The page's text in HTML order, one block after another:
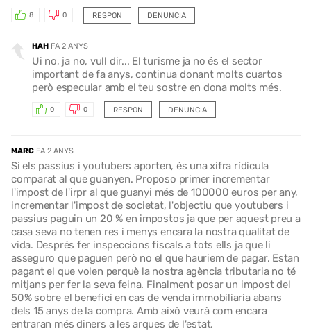
RESPON
8 0 DENUNCIA
HAH FA 2 ANYS
Ui no, ja no, vull dir... El turisme ja no és el sector
important de fa anys, continua donant molts cuartos
però especular amb el teu sostre en dona molts més.
RESPON
0 0 DENUNCIA
MARC FA 2 ANYS
Si els passius i youtubers aporten, és una xifra rídicula
comparat al que guanyen. Proposo primer incrementar
l'impost de l'irpr al que guanyi més de 100000 euros per any,
incrementar l'impost de societat, l'objectiu que youtubers i
passius paguin un 20 % en impostos ja que per aquest preu a
casa seva no tenen res i menys encara la nostra qualitat de
vida. Després fer inspeccions fiscals a tots ells ja que li
asseguro que paguen però no el que hauriem de pagar. Estan
pagant el que volen perquè la nostra agència tributaria no té
mitjans per fer la seva feina. Finalment posar un impost del
50% sobre el benefici en cas de venda immobiliaria abans
dels 15 anys de la compra. Amb això veurà com encara
entraran més diners a les arques de l'estat.